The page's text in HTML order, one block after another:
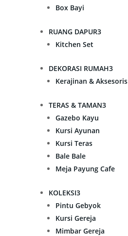
Box Bayi
RUANG DAPUR3
Kitchen Set
DEKORASI RUMAH3
Kerajinan & Aksesoris
TERAS & TAMAN3
Gazebo Kayu
Kursi Ayunan
Kursi Teras
Bale Bale
Meja Payung Cafe
KOLEKSI3
Pintu Gebyok
Kursi Gereja
Mimbar Gereja